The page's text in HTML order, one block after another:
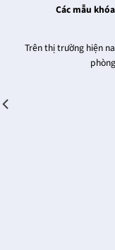
Các mẫu
Trên thị trường hiện